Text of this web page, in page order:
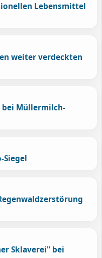
Lebensmittel
weiter verdeckten
bei Müllermilch-
Siegel
Sklaverei" bei